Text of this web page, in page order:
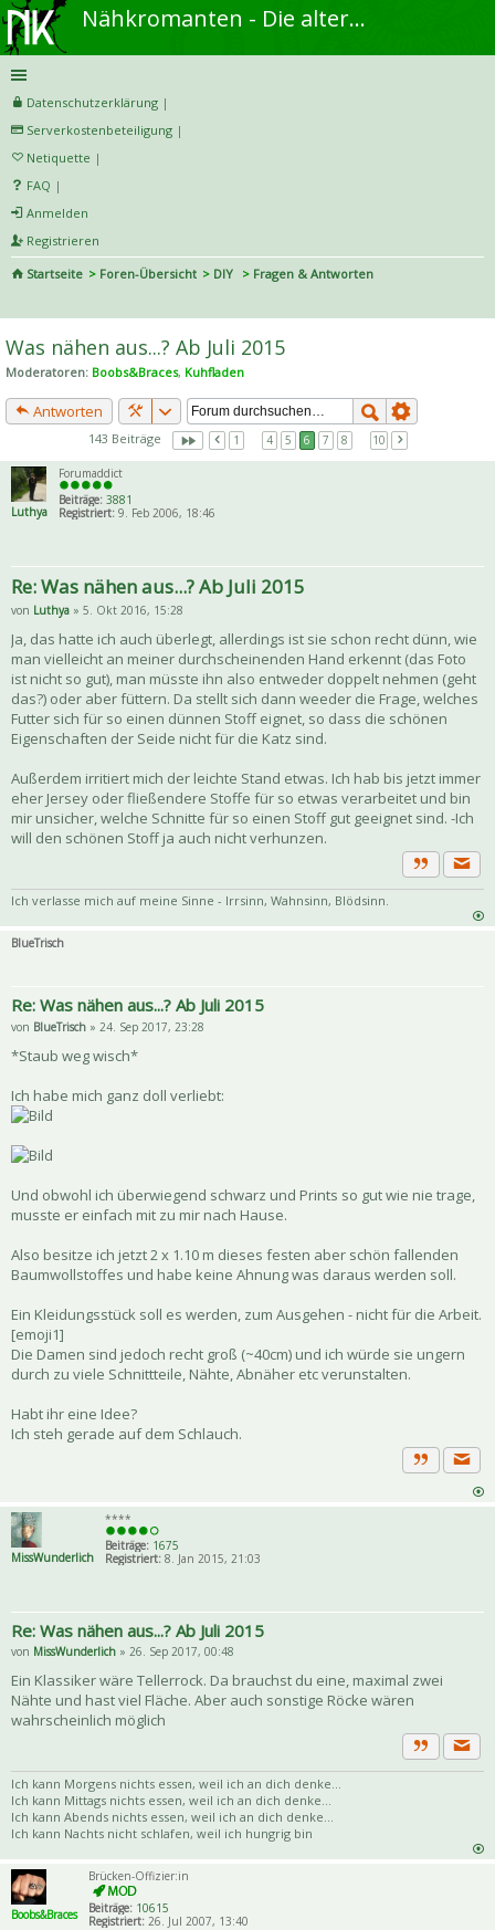
Nähkromanten - Die alternative Näh- und DIY-Community
Datenschutzerklärung |
Serverkostenbeteiligung |
Netiquette |
FAQ |
Anmelden
Registrieren
Startseite
Foren-Übersicht DIY
Fragen & Antworten
he
Was nähen aus...? Ab Juli 2015
Moderatoren: Boobs&Braces, Kuhfladen
Antworten
143 Beiträge 1 4 5 6 7 8 10
Luthya
Forumaddict
Beiträge: 3881
Registriert: 9. Feb 2006, 18:46
Re: Was nähen aus...? Ab Juli 2015
von Luthya » 5. Okt 2016, 15:28
Ja, das hatte ich auch überlegt, allerdings ist sie schon recht dünn, wie
man vielleicht an meiner durchscheinenden Hand erkennt (das Foto
ist nicht so gut), man müsste ihn also entweder doppelt nehmen (geht
das?) oder aber füttern. Da stellt sich dann weeder die Frage, welches
Futter sich für so einen dünnen Stoff eignet, so dass die schönen
Eigenschaften der Seide nicht für die Katz sind.
Außerdem irritiert mich der leichte Stand etwas. Ich hab bis jetzt immer
eher Jersey oder fließendere Stoffe für so etwas verarbeitet und bin
mir unsicher, welche Schnitte für so einen Stoff gut geeignet sind. -Ich
will den schönen Stoff ja auch nicht verhunzen.
Zitat
Ich verlasse mich auf meine Sinne - Irrsinn, Wahnsinn, Blödsinn.
BlueTrisch
Re: Was nähen aus...? Ab Juli 2015
von BlueTrisch » 24. Sep 2017, 23:28
*Staub weg wisch*
Ich habe mich ganz doll verliebt:
Und obwohl ich überwiegend schwarz und Prints so gut wie nie trage,
musste er einfach mit zu mir nach Hause.
Also besitze ich jetzt 2 x 1.10 m dieses festen aber schön fallenden
Baumwollstoffes und habe keine Ahnung was daraus werden soll.
Ein Kleidungsstück soll es werden, zum Ausgehen - nicht für die Arbeit.
[emoji1]
Die Damen sind jedoch recht groß (~40cm) und ich würde sie ungern
durch zu viele Schnittteile, Nähte, Abnäher etc verunstalten.
Habt ihr eine Idee?
Ich steh gerade auf dem Schlauch.
Zitat
MissWunderlich
****
Beiträge: 1675
Registriert: 8. Jan 2015, 21:03
Re: Was nähen aus...? Ab Juli 2015
von MissWunderlich » 26. Sep 2017, 00:48
Ein Klassiker wäre Tellerrock. Da brauchst du eine, maximal zwei
Nähte und hast viel Fläche. Aber auch sonstige Röcke wären
wahrscheinlich möglich
Zitat
Ich kann Morgens nichts essen, weil ich an dich denke...
Ich kann Mittags nichts essen, weil ich an dich denke...
Ich kann Abends nichts essen, weil ich an dich denke...
Ich kann Nachts nicht schlafen, weil ich hungrig bin
Boobs&Braces
Brücken-Offizier:in
Beiträge: 10615
Registriert: 26. Jul 2007, 13:40